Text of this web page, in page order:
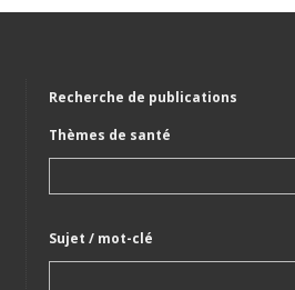
Recherche de publications
Thèmes de santé
Sujet / mot-clé